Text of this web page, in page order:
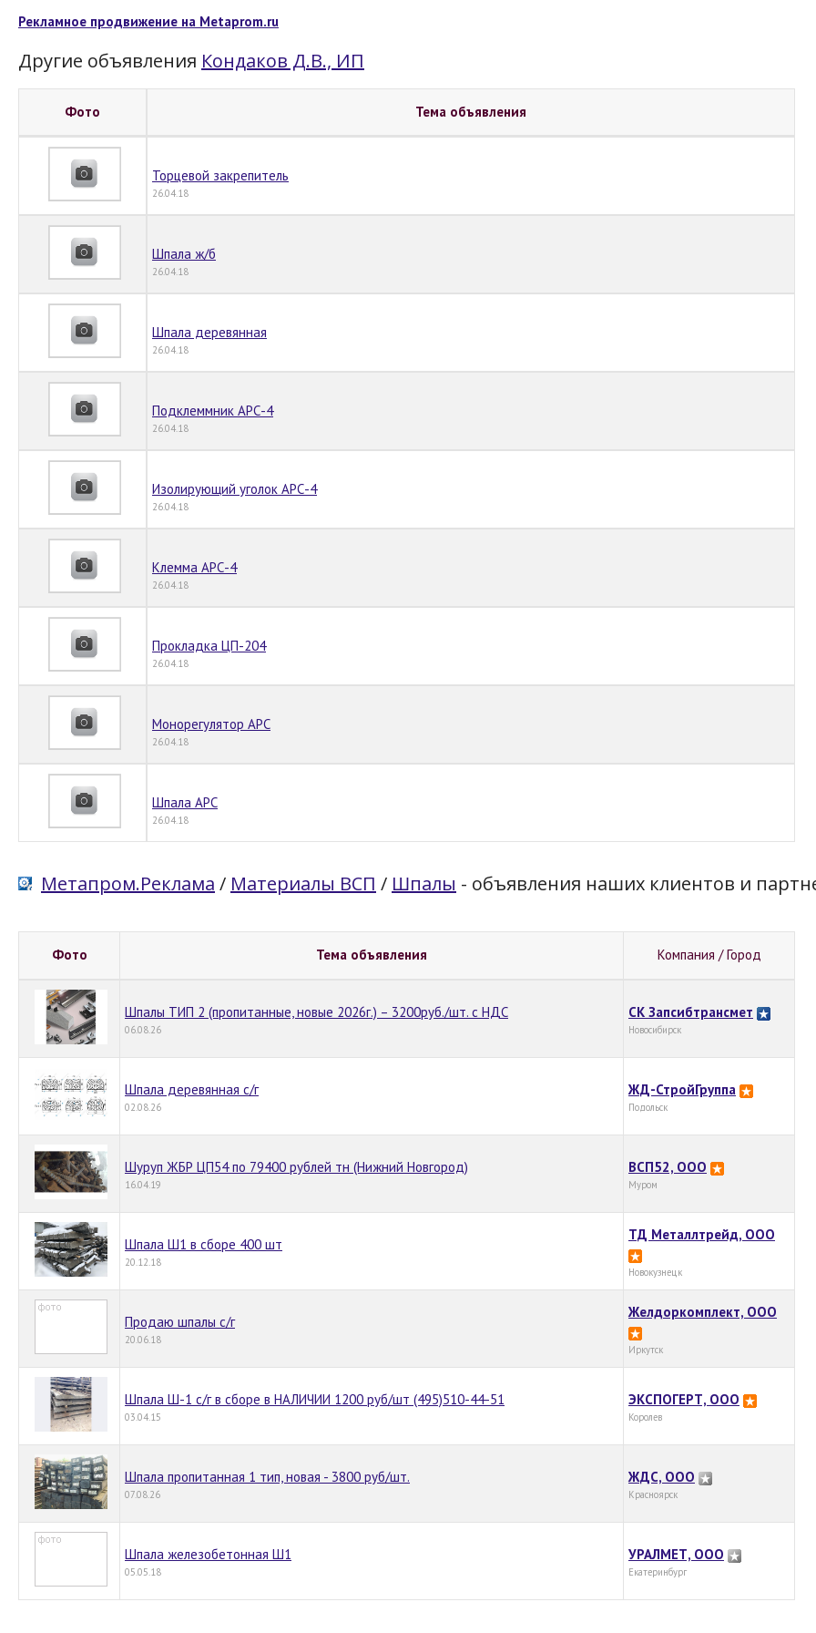
Рекламное продвижение на Metaprom.ru
Другие объявления Кондаков Д.В., ИП
Фото Тема объявления
Торцевой закрепитель
26.04.18
Шпала ж/б
26.04.18
Шпала деревянная
26.04.18
Подклеммник АРС-4
26.04.18
Изолирующий уголок АРС-4
26.04.18
Клемма АРС-4
26.04.18
Прокладка ЦП-204
26.04.18
Монорегулятор АРС
26.04.18
Шпала АРС
26.04.18
Метапром.Реклама / Материалы ВСП / Шпалы - объявления наших клиентов и
Фото Тема объявления Компания / Город
Шпалы ТИП 2 (пропитанные, новые 2026г.) – 3200руб./шт. с НДС
06.08.26
СК Запсибтрансмет
Новосибирск
Шпала деревянная с/г
02.08.26
ЖД-СтройГруппа
Подольск
Шуруп ЖБР ЦП54 по 79400 рублей тн (Нижний Новгород)
16.04.19
ВСП52, ООО
Муром
Шпала Ш1 в сборе 400 шт
20.12.18
ТД Металлтрейд, ООО
Новокузнецк
Продаю шпалы с/г
20.06.18
Желдоркомплект, ООО
Иркутск
Шпала Ш-1 с/г в сборе в НАЛИЧИИ 1200 руб/шт (495)510-44-51
03.04.15
ЭКСПОГЕРТ, ООО
Королев
Шпала пропитанная 1 тип, новая - 3800 руб/шт.
07.08.26
ЖДС, ООО
Красноярск
Шпала железобетонная Ш1
05.05.18
УРАЛМЕТ, ООО
Екатеринбург